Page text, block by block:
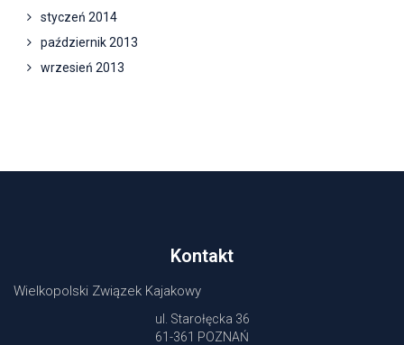
styczeń 2014
październik 2013
wrzesień 2013
Kontakt
Wielkopolski Związek Kajakowy
ul. Starołęcka 36
61-361 POZNAŃ